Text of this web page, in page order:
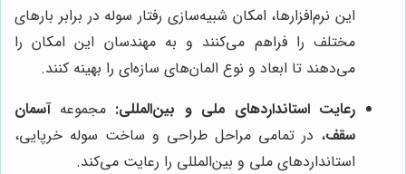
این نرم‌افزارها، امکان شبیه‌سازی رفتار سوله در برابر بارهای
مختلف را فراهم می‌کنند و به مهندسان این امکان را
می‌دهند تا ابعاد و نوع المان‌های سازه‌ای را بهینه کنند.
رعایت استانداردهای ملی و بین‌المللی: مجموعهآسمان
سقف، در تمامی مراحل طراحی و ساخت سوله خرپایی،
استانداردهای ملی و بین‌المللی را رعایت می‌کند.